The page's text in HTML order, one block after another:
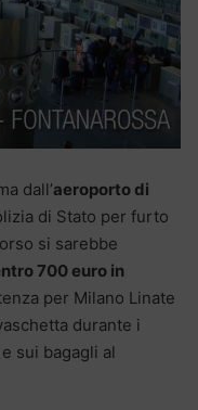
dall’aeroporto di
di Stato per furto
si sarebbe
700 euro in
per Milano Linate
durante i
sui bagagli al